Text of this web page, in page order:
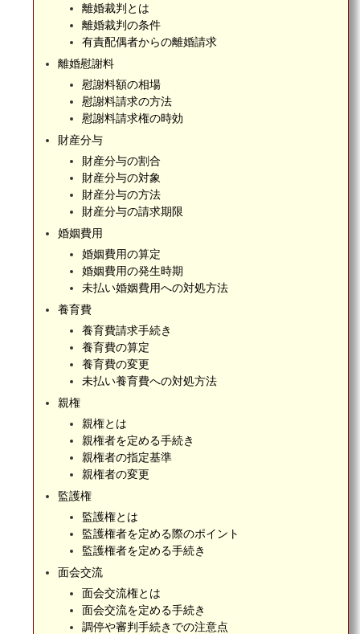
離婚裁判とは
離婚裁判の条件
有責配偶者からの離婚請求
離婚慰謝料
慰謝料額の相場
慰謝料請求の方法
慰謝料請求権の時効
財産分与
財産分与の割合
財産分与の対象
財産分与の方法
財産分与の請求期限
婚姻費用
婚姻費用の算定
婚姻費用の発生時期
未払い婚姻費用への対処方法
養育費
養育費請求手続き
養育費の算定
養育費の変更
未払い養育費への対処方法
親権
親権とは
親権者を定める手続き
親権者の指定基準
親権者の変更
監護権
監護権とは
監護権者を定める際のポイント
監護権者を定める手続き
面会交流
面会交流権とは
面会交流を定める手続き
調停や審判手続きでの注意点